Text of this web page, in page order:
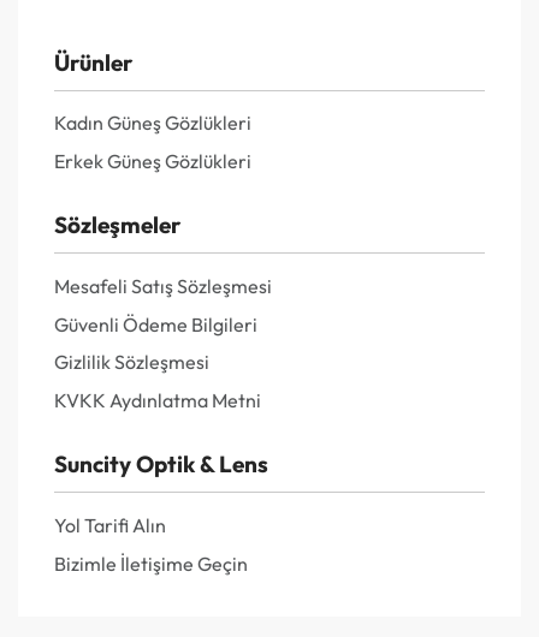
Ürünler
Kadın Güneş Gözlükleri
Erkek Güneş Gözlükleri
Sözleşmeler
Mesafeli Satış Sözleşmesi
Güvenli Ödeme Bilgileri
Gizlilik Sözleşmesi
KVKK Aydınlatma Metni
Suncity Optik & Lens
Yol Tarifi Alın
Bizimle İletişime Geçin